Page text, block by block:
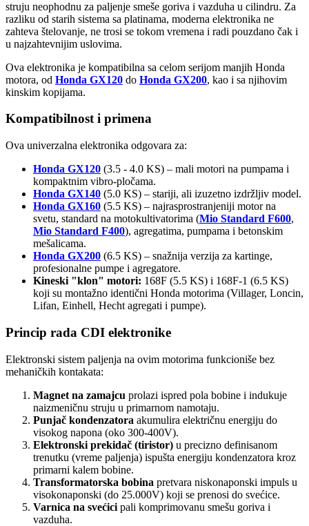
struju neophodnu za paljenje smeše goriva i vazduha u cilindru. Za
razliku od starih sistema sa platinama, moderna elektronika ne
zahteva štelovanje, ne trosi se tokom vremena i radi pouzdano čak i
u najzahtevnijim uslovima.
Ova elektronika je kompatibilna sa celom serijom manjih Honda
motora, od Honda GX120 do Honda GX200, kao i sa njihovim
kinskim kopijama.
Kompatibilnost i primena
Ova univerzalna elektronika odgovara za:
Honda GX120 (3.5 - 4.0 KS) – mali motori na pumpama i
kompaktnim vibro-pločama.
Honda GX140 (5.0 KS) – stariji, ali izuzetno izdržljiv model.
Honda GX160 (5.5 KS) – najrasprostranjeniji motor na
svetu, standard na motokultivatorima (Mio Standard F600,
Mio Standard F400), agregatima, pumpama i betonskim
mešalicama.
Honda GX200 (6.5 KS) – snažnija verzija za kartinge,
profesionalne pumpe i agregatore.
Kineski "klon" motori: 168F (5.5 KS) i 168F-1 (6.5 KS)
koji su montažno identični Honda motorima (Villager, Loncin,
Lifan, Einhell, Hecht agregati i pumpe).
Princip rada CDI elektronike
Elektronski sistem paljenja na ovim motorima funkcioniše bez
mehaničkih kontakata:
Magnet na zamajcu prolazi ispred pola bobine i indukuje
naizmeničnu struju u primarnom namotaju.
Punjač kondenzatora akumulira električnu energiju do
visokog napona (oko 300-400V).
Elektronski prekidač (tiristor) u precizno definisanom
trenutku (vreme paljenja) ispušta energiju kondenzatora kroz
primarni kalem bobine.
Transformatorska bobina pretvara niskonaponski impuls u
visokonaponski (do 25.000V) koji se prenosi do svećice.
Varnica na svećici pali komprimovanu smešu goriva i
vazduha.